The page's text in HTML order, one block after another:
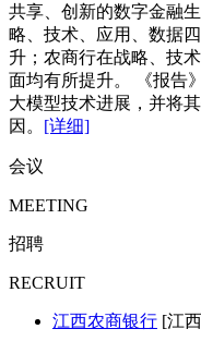
共享、创新的数字金融
略、技术、应用、数据
升；农商行在战略、技
面均有所提升。 《报告
大模型技术进展，并将
因。 [详细]
会议
MEETING
招聘
RECRUIT
江西农商银行 [江